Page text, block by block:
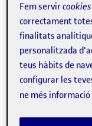
Publicat perPAC
Visibilitat:
Públic-Data de
29 Març
Fem servircookies
correctament
finalitats
personalitzada
teus hàbits de
configurar les
ne més